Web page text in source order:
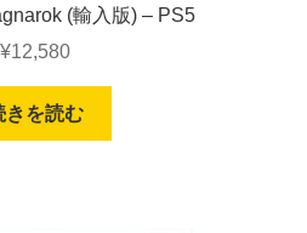
(輸入版) – PS5
¥12,580
きを読む